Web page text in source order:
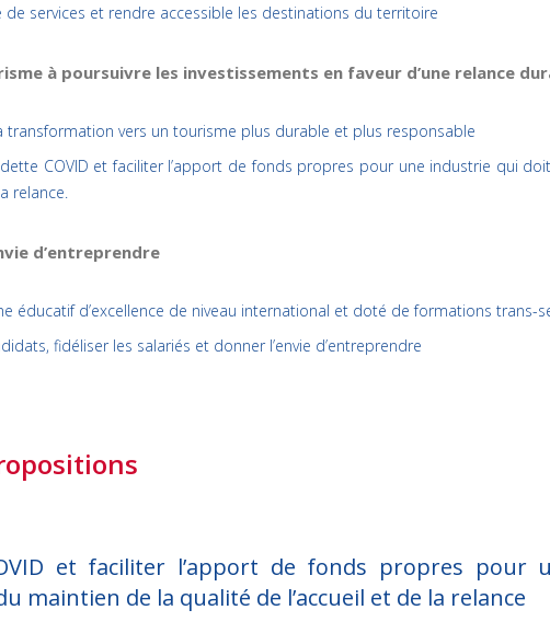
de services et rendre accessible les destinations du territoire
à poursuivre les investissements en faveur d’une relance
transformation vers un tourisme plus durable et plus responsable
COVID et faciliter l’apport de fonds propres pour une industrie qui
relance.
d’entreprendre
éducatif d’excellence de niveau international et doté de formations trans-
fidéliser les salariés et donner l’envie d’entreprendre
et faciliter l’apport de fonds propres
maintien de la qualité de l’accueil et de la relance